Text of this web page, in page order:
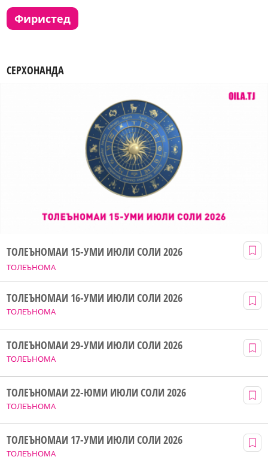
фиристед
СЕРХОНАНДА
ТОЛЕЪНОМА
ТОЛЕЪНОМАИ 15-УМИ ИЮЛИ СОЛИ 2026
ТОЛЕЪНОМА
ТОЛЕЪНОМАИ 16-УМИ ИЮЛИ СОЛИ 2026
ТОЛЕЪНОМА
ТОЛЕЪНОМАИ 29-УМИ ИЮЛИ СОЛИ 2026
ТОЛЕЪНОМА
ТОЛЕЪНОМАИ 22-ЮМИ ИЮЛИ СОЛИ 2026
ТОЛЕЪНОМА
ТОЛЕЪНОМАИ 17-УМИ ИЮЛИ СОЛИ 2026